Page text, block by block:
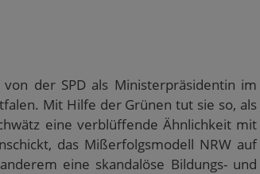
der SPD als Ministerpräsidentin im
Mit Hilfe der Grünen tut sie so, als
eine verblüffende Ähnlichkeit mit
das Mißerfolgsmodell NRW auf
eine skandalöse Bildungs- und